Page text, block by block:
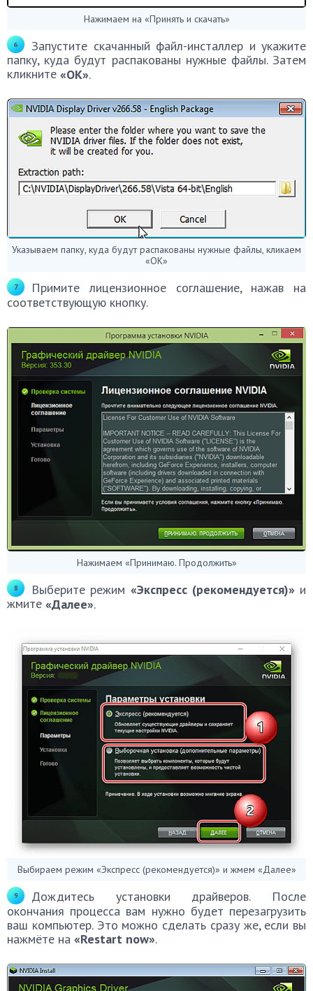
Нажимаем на «Принять и скачать»
Запустите скачанный файл-инсталлер и укажите
папку, куда будут распакованы нужные файлы. Затем
кликните «ОК».
Указываем папку, куда будут распакованы нужные файлы, кликаем
«ОК»
Примите лицензионное соглашение, нажав на
соответствующую кнопку.
Нажимаем «Принимаю. Продолжить»
Выберите режим «Экспресс (рекомендуется)» и
жмите «Далее».
Выбираем режим «Экспресс (рекомендуется)» и жмем «Далее»
Дождитесь установки драйверов. После
окончания процесса вам нужно будет перезагрузить
ваш компьютер. Это можно сделать сразу же, если вы
нажмёте на «Restart now».